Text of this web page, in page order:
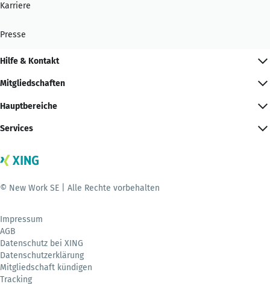
Karriere
Presse
Hilfe & Kontakt
Mitgliedschaften
Hauptbereiche
Services
© New Work SE | Alle Rechte vorbehalten
Impressum
AGB
Datenschutz bei XING
Datenschutzerklärung
Mitgliedschaft kündigen
Tracking